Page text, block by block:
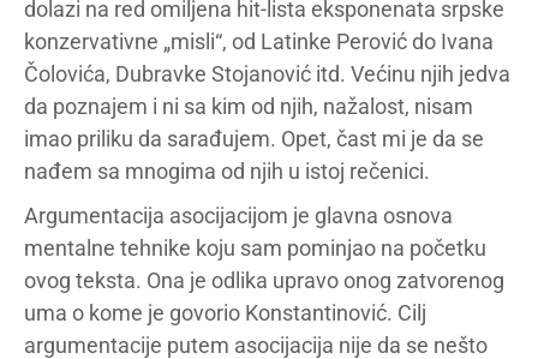
dolazi na red omiljena hit-lista eksponenata srpske
konzervativne „misli“, od Latinke Perović do Ivana
Čolovića, Dubravke Stojanović itd. Većinu njih jedva
da poznajem i ni sa kim od njih, nažalost, nisam
imao priliku da sarađujem. Opet, čast mi je da se
nađem sa mnogima od njih u istoj rečenici.
Argumentacija asocijacijom je glavna osnova
mentalne tehnike koju sam pominjao na početku
ovog teksta. Ona je odlika upravo onog zatvorenog
uma o kome je govorio Konstantinović. Cilj
argumentacije putem asocijacija nije da se nešto